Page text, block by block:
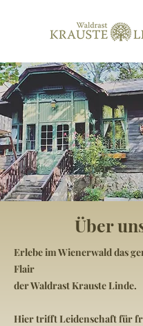
Über
Erlebe im Wienerwald das
Flair
der Waldrast Krauste Linde.
Hier trifft Leidenschaft für